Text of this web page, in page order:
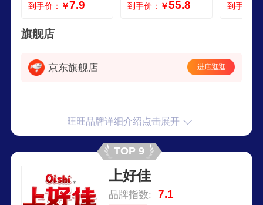
到手价： ￥7.9
加旺大礼盒835g
到手价： ￥55.8
8包
到手价：
旗舰店
京东旗舰店 进店逛逛
旺旺品牌详细介绍点击展开
TOP 9
上好佳
品牌指数: 7.1